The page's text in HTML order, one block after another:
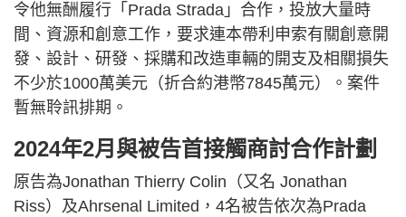
令他無酬履行「Prada Strada」合作，投放大量時
間、資源和創意工作，要求連本帶利申索有關創意開
發、設計、研發、採購和改造車輛的開支及相關損失
不少於1000萬美元（折合約港幣7845萬元）。案件
暫無聆訊排期。
2024年2月與被告首接觸商討合作計劃
原告為Jonathan Thierry Colin（又名 Jonathan
Riss）及Ahrsenal Limited，4名被告依次為Prada